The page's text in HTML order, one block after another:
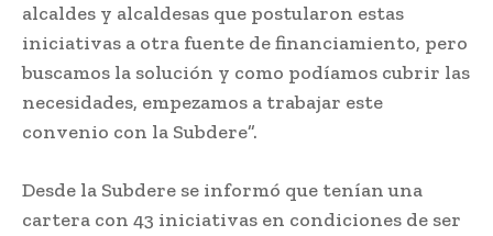
alcaldes y alcaldesas que postularon estas
iniciativas a otra fuente de financiamiento, pero
buscamos la solución y como podíamos cubrir las
necesidades, empezamos a trabajar este
convenio con la Subdere”.
Desde la Subdere se informó que tenían una
cartera con 43 iniciativas en condiciones de ser